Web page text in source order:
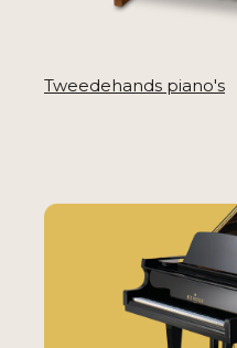
Tweedehands piano's